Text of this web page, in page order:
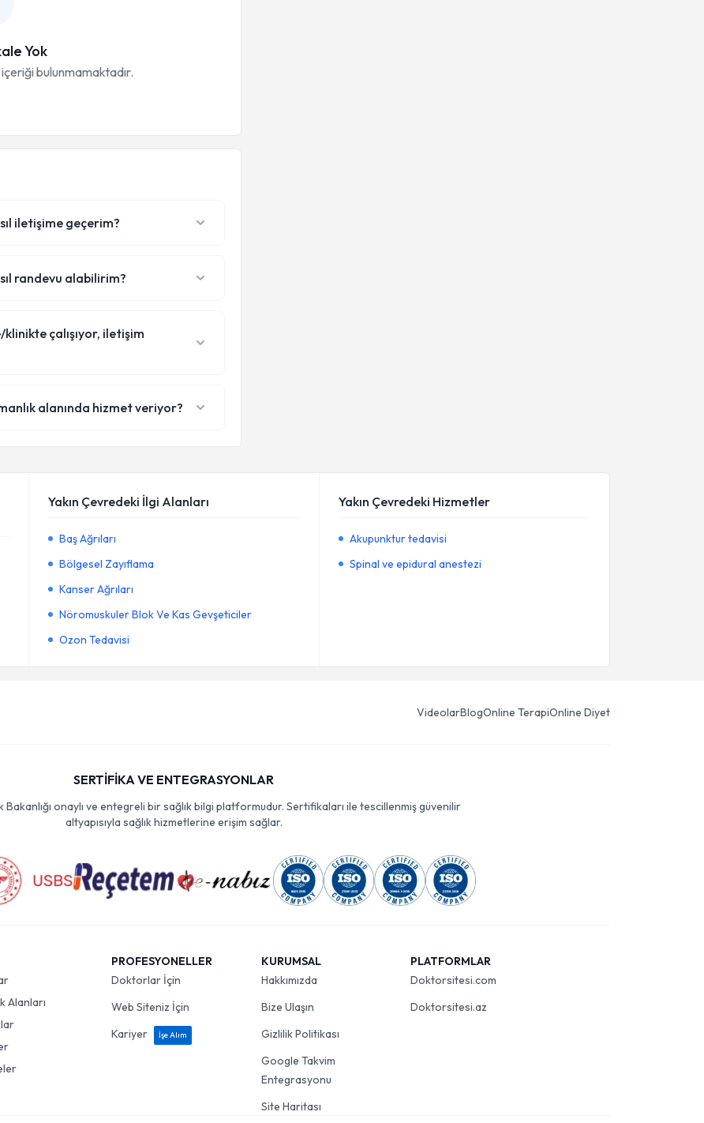
Yok
bulunmamaktadır.
iletişime geçerim?
randevu alabilirim?
çalışıyor, iletişim
alanında hizmet veriyor?
Yakın Çevredeki İlgi Alanları
Baş Ağrıları
Bölgesel Zayıflama
Kanser Ağrıları
Nöromuskuler Blok Ve Kas Gevşeticiler
Ozon Tedavisi
Yakın Çevredeki Hizmetler
Akupunktur tedavisi
Spinal ve epidural anestezi
VideolarBlogOnline TerapiOnline Diyet
SERTİFİKA VE ENTEGRASYONLAR
onaylı ve entegreli bir sağlık bilgi platformudur. Sertifikaları ile tescillenmiş güvenilir
altyapısıyla sağlık hizmetlerine erişim sağlar.
Alanları
PROFESYONELLER
Doktorlar İçin
Web Siteniz İçin
Kariyer
İşe Alım
KURUMSAL
Hakkımızda
Bize Ulaşın
Gizlilik Politikası
Google Takvim
Entegrasyonu
Site Haritası
PLATFORMLAR
Doktorsitesi.com
Doktorsitesi.az